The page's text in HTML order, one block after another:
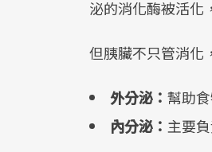
泌的消化酶被活化
但胰臟不只管消化
外分泌： 幫助
內分泌： 主要